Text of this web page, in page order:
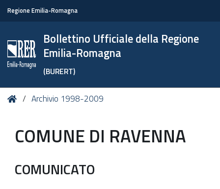
Regione Emilia-Romagna
Bollettino Ufficiale della Regione
Emilia-Romagna
(BURERT)
Tu HomeArchivio 1998-2009
COMUNE DI RAVENNA
COMUNICATO